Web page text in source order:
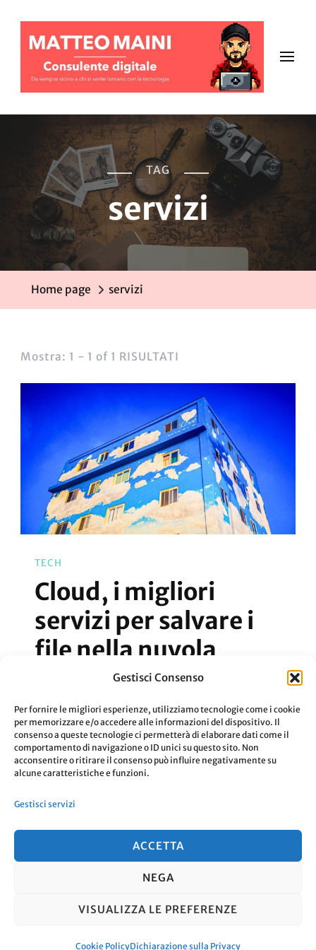
Gestisci Consenso
Per fornire le migliori esperienze, utilizziamo tecnologie come i cookie
per memorizzare e/o accedere alle informazioni del dispositivo. Il
consenso a queste tecnologie ci permetterà di elaborare dati come il
comportamento di navigazione o ID unici su questo sito. Non
acconsentire o ritirare il consenso può influire negativamente su
alcune caratteristiche e funzioni.
Gestisci servizi
ACCETTA
NEGA
VISUALIZZA LE PREFERENZE
Cookie PolicyDichiarazione sulla Privacy
TAG
servizi
Home page servizi
Mostra: 1 - 1 of 1 RISULTATI
TECH
Cloud, i migliori
servizi per salvare i
file nella nuvola
salvare i file nella nuvola
Aggiornato Il 27 Giugno 2023 Leggi
riservati.Travel Nomad | Sviluppato da
Blossom Themes . Powered by WordPress